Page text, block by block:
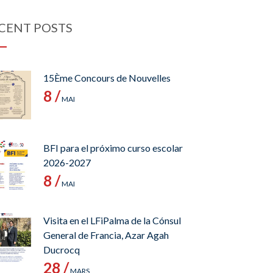
POSTS
15Ème Concours de Nouvelles
8 /MAI
BFI para el próximo curso escolar
2026-2027
8 /MAI
Visita en el LFiPalma de la Cónsul
General de Francia, Azar Agah
Ducrocq
28 /MARS